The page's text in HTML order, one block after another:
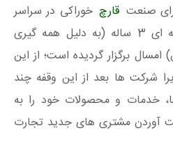
صنعت قارچ خوراکی در سراسر
جهان است که پس از وقفه ای 3 ساله (به دلیل همه گیری
امسال برگزار گردیده است؛ از این
شرکت ها بعد از این وقفه چند
خدمات و محصولات خود را به
آوردن مشتری های جدید تجارت